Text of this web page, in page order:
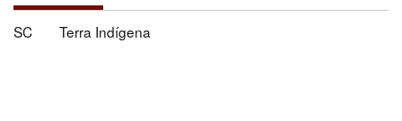
SC Terra Indígena